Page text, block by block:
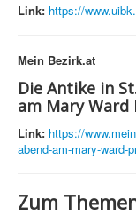
Link: https://
Mein Bezirk.at
Die Antike in
am Mary
Link: https://
abend-am-mary-ward-
Zum